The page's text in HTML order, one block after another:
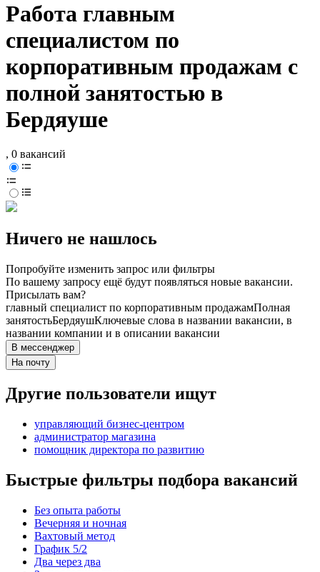
Работа главным
специалистом по
корпоративным продажам с
полной занятостью в
Бердяуше
, 0 вакансий
Ничего не нашлось
Попробуйте изменить запрос или фильтры
По вашему запросу ещё будут появляться новые вакансии.
Присылать вам?
главный специалист по корпоративным продажамПолная
занятостьБердяушКлючевые слова в названии вакансии, в
названии компании и в описании вакансии
В мессенджер
На почту
Другие пользователи ищут
управляющий бизнес-центром
администратор магазина
помощник директора по развитию
Быстрые фильтры подбора вакансий
Без опыта работы
Вечерняя и ночная
Вахтовый метод
График 5/2
Два через два